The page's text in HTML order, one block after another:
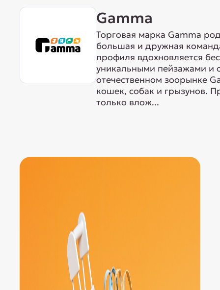
Gamma
Торговая марка Gamma
большая и дружная
профиля вдохновляется
уникальными пейзажами и
отечественном зоорынке
кошек, собак и грызунов.
только влож...